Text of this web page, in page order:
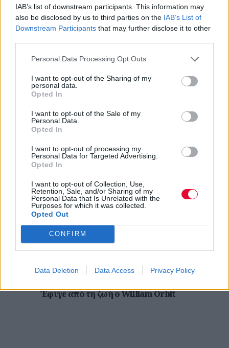
IAB’s list of downstream participants. This information may
also be disclosed by us to third parties on the IAB’s List of
Downstream Participants that may further disclose it to other
Personal Data Processing Opt Outs
I want to opt-out of the Sharing of my
personal data.
Opted In
I want to opt-out of the Sale of my
Personal Data.
Opted In
I want to opt-out of processing my
Personal Data for Targeted Advertising.
Opted In
I want to opt-out of Collection, Use,
Retention, Sale, and/or Sharing of my
Personal Data that Is Unrelated with the
Purposes for which it was collected.
Opted Out
CONFIRM
Data Deletion Data Access Privacy Policy
Εάν κάτι οφείλουμε να αναγνωρίσουμε, από
τον απολογισμό αυτού του live, είναι το
γεγονός πως οι The Steams μεταξύ τους
διατηρούν μια απίστευτη και ασυναγώνιστη
χημεία τόσο στον τρόπο που αλληλοεπιδρούν
σαν μονάδες, και το αποτέλεσμα αυτής τους
δικαιώνει κάθε φορά μέσα από το τόσο
συγκροτημένο αλλά και συνδεδεμένο
performance που παραδίδουν. Φεύγεις
γεμάτος, χορτασμένος και χωρίς την
παραμικρή αίσθηση ότι σου έχει λείψει κάτι,
απ’ τη συνθήκη αυτή που βίωσες.
Έφυγε από τη ζωή ο William Orbit